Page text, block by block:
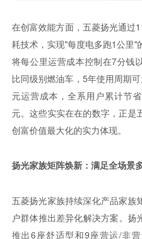
在创富效能方面，五菱扬光通过
耗技术，实现"每度电多跑1公里"
将每公里运营成本控制在7分钱
比同级别燃油车，5年使用周期
元运营成本，全系用户累计节
元。这些实实在在的数字，正是
创富价值最大化的实力体现。
扬光家族矩阵焕新：满足全场景
五菱扬光家族持续深化产品家族
户群体推出差异化解决方案。扬
推出6座舒适型和9座营运/非